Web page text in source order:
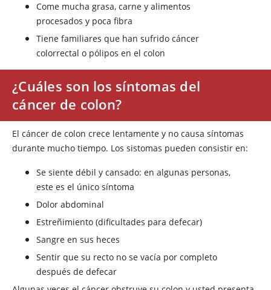
Come mucha grasa, carne y alimentos
procesados y poca fibra
Tiene familiares que han sufrido cáncer
colorrectal o pólipos en el colon
¿Cuáles son los síntomas del
cáncer de colon?
El cáncer de colon crece lentamente y no causa síntomas
durante mucho tiempo. Los sistomas pueden consistir en:
Se siente débil y cansado: en algunas personas,
este es el único síntoma
Dolor abdominal
Estreñimiento (dificultades para defecar)
Sangre en sus heces
Sentir que su recto no se vacía por completo
después de defecar